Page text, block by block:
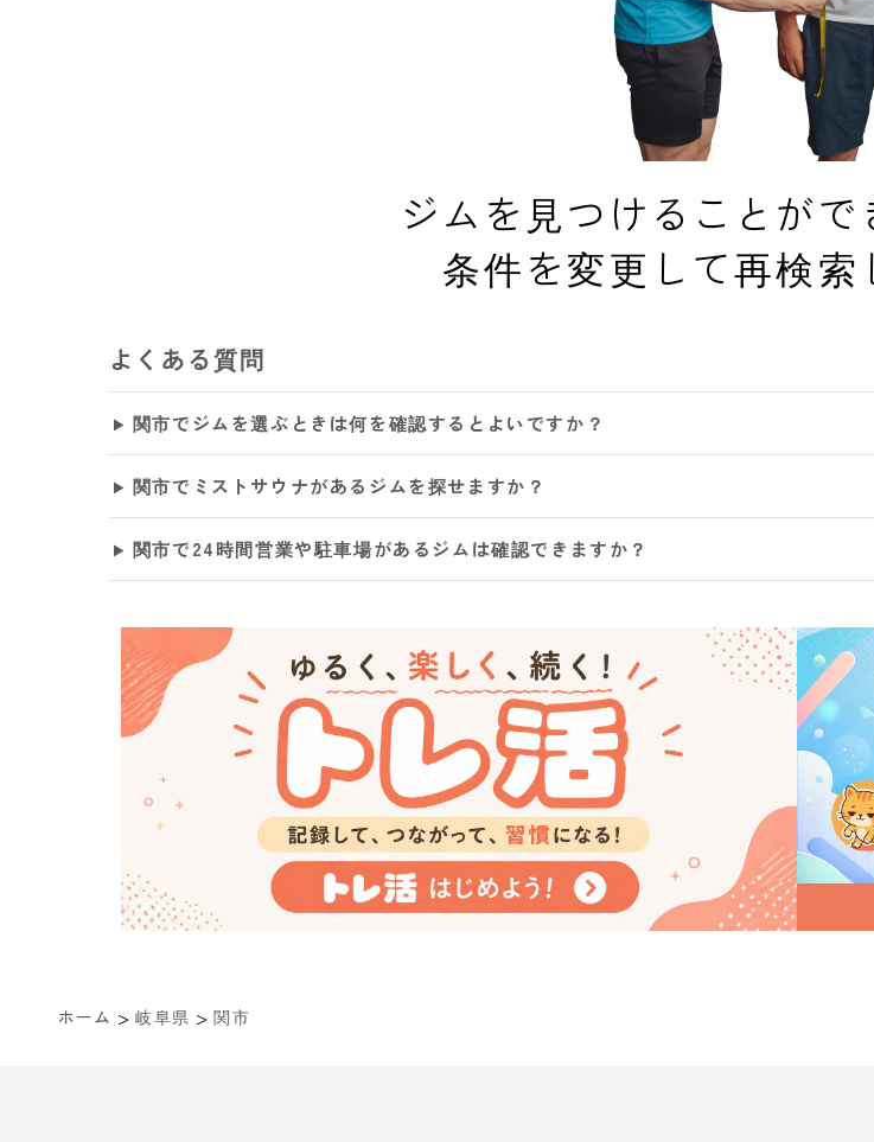
ジムを見つけることがで
条件を変更して再検索
よくある質問
関市でジムを選ぶときは何を確認するとよいですか？
関市でミストサウナがあるジムを探せますか？
関市で24時間営業や駐車場があるジムは確認できますか？
ホーム > 岐阜県 > 関市